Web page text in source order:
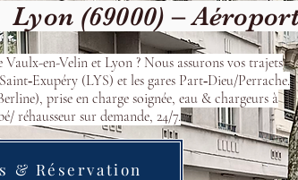
(69000) –
en-Velin et Lyon ? Nous assurons vos trajets
(LYS) et les gares Part‑Dieu/Perrache.
prise en charge soignée, eau & chargeurs à
réhausseur sur demande, 24/7.
& Réservation